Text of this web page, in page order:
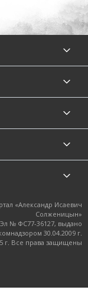
«Александр Исаевич
Солженицын»
№ ФС77-36127, выдано
30.04.2009 г.
г. Все права защищены